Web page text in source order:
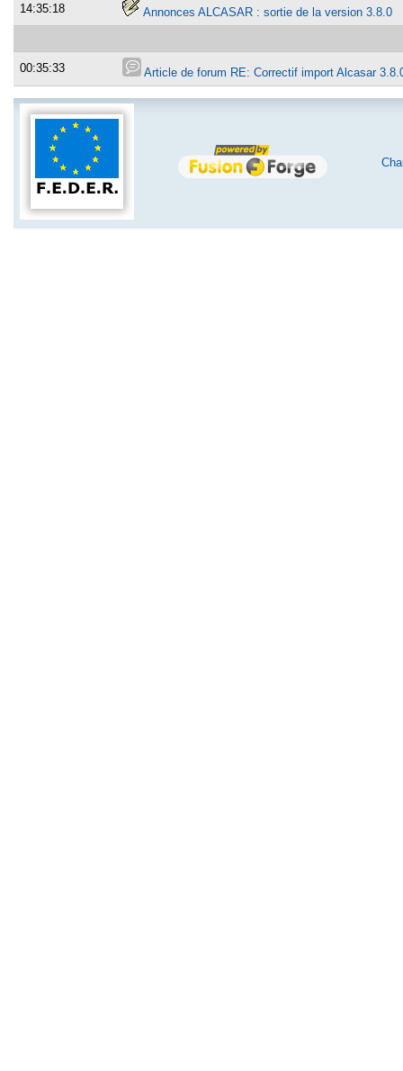
14:35:18 Annonces ALCASAR : sortie de la version 3.8.0
00:35:33 Article de forum RE: Correctif import Alcasar